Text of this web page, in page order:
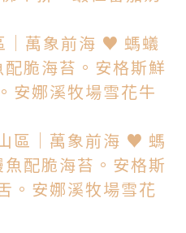
│萬象前海 ♥ 螞蟻
脆海苔。安格斯鮮
安娜溪牧場雪花牛
山區│萬象前海 ♥ 螞
配脆海苔。安格斯
。安娜溪牧場雪花